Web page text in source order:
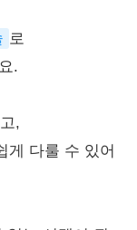
로
.
,
게 다룰 수 있어